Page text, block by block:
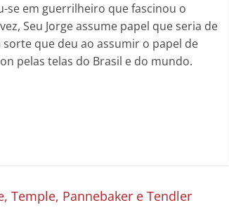
em guerrilheiro que fascinou o
Seu Jorge assume papel que seria de
que deu ao assumir o papel de
pelas telas do Brasil e do mundo.
Temple, Pannebaker e Tendler